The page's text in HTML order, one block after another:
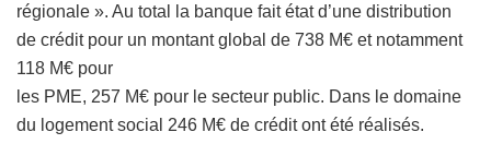
régionale ». Au total la banque fait état d’une distribution
de crédit pour un montant global de 738 M€ et notamment
118 M€ pour
les PME, 257 M€ pour le secteur public. Dans le domaine
du logement social 246 M€ de crédit ont été réalisés.